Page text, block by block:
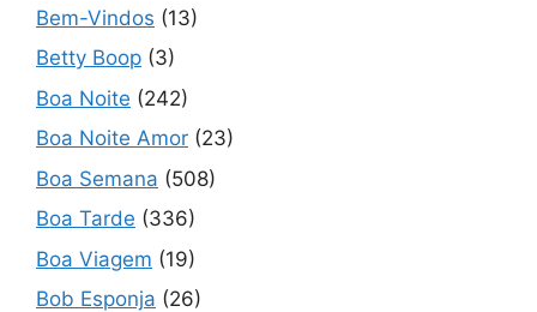
Bem-Vindos (13)
Betty Boop (3)
Boa Noite (242)
Boa Noite Amor (23)
Boa Semana (508)
Boa Tarde (336)
Boa Viagem (19)
Bob Esponja (26)